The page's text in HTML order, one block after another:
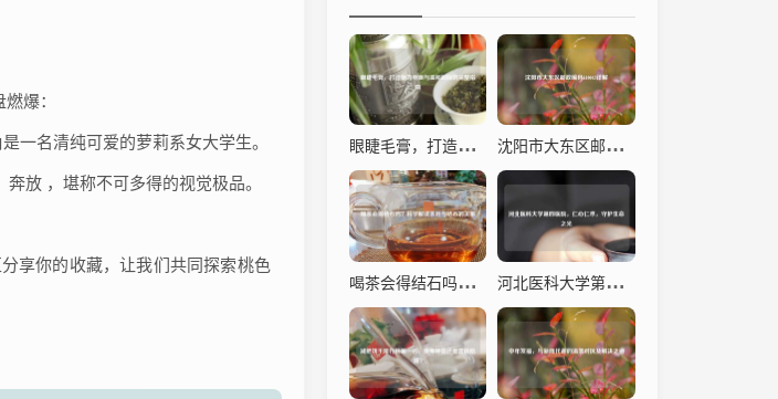
爆：
一名清纯可爱的萝莉系女大学生。
放 ，堪称不可多得的视觉极品。
享你的收藏，让我们共同探索桃色
眼睫毛膏，打造魅力电眼与温和卸除的完整指南 沈阳市大东区邮政编码110043详解
喝茶会得结石吗？科学解读茶叶与结石的关系 河北医科大学第四医院，仁心仁术，守护生命之光